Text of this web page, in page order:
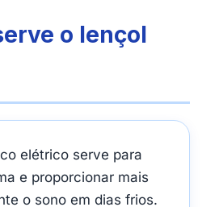
o lençol
elétrico serve para
e proporcionar mais
o sono em dias frios.